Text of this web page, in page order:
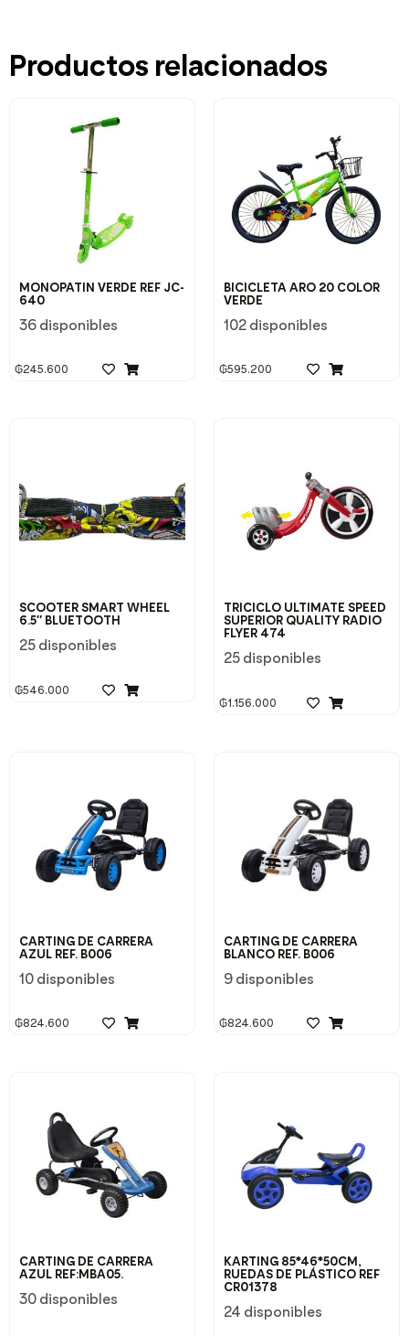
Productos relacionados
MONOPATIN VERDE REF JC-
640
36 disponibles
₲245.600
BICICLETA ARO 20 COLOR
VERDE
102 disponibles
₲595.200
SCOOTER SMART WHEEL
6.5″ BLUETOOTH
25 disponibles
₲546.000
TRICICLO ULTIMATE SPEED
SUPERIOR QUALITY RADIO
FLYER 474
25 disponibles
₲1.156.000
CARTING DE CARRERA
AZUL REF. B006
10 disponibles
₲824.600
CARTING DE CARRERA
BLANCO REF. B006
9 disponibles
₲824.600
CARTING DE CARRERA
AZUL REF:MBA05.
30 disponibles
KARTING 85*46*50CM,
RUEDAS DE PLÁSTICO REF
CR01378
24 disponibles